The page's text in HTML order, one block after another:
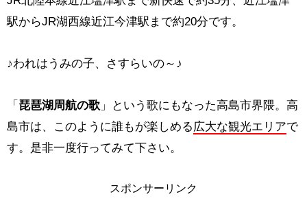
駅からJR湖西線近江今津駅まで約20分です。
♪われはうみの子、さすらいの～♪
「 琵琶湖周航の歌 」という歌にもなった高島市界隈。高
島市は、このように誰もが楽しめる広大な観光エリアで
す。是非一度行ってみて下さい。
スポンサーリンク